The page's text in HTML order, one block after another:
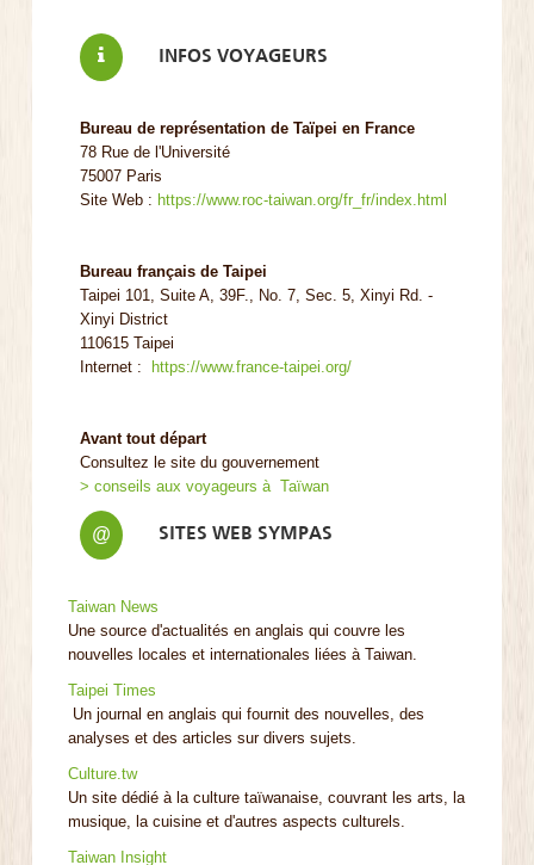
INFOS VOYAGEURS
Bureau de représentation de Taïpei en France
78 Rue de l'Université
75007 Paris
Site Web : https://www.roc-taiwan.org/fr_fr/index.html
Bureau français de Taipei
Taipei 101, Suite A, 39F., No. 7, Sec. 5, Xinyi Rd. -
Xinyi District
110615 Taipei
Internet :
https://www.france-taipei.org/
Avant tout départ
Consultez le site du gouvernement
> conseils aux voyageurs à Taïwan
@ SITES WEB SYMPAS
Taiwan News
Une source d'actualités en anglais qui couvre les
nouvelles locales et internationales liées à Taiwan.
Taipei Times
Un journal en anglais qui fournit des nouvelles, des
analyses et des articles sur divers sujets.
Culture.tw
Un site dédié à la culture taïwanaise, couvrant les arts, la
musique, la cuisine et d'autres aspects culturels.
Taiwan Insight